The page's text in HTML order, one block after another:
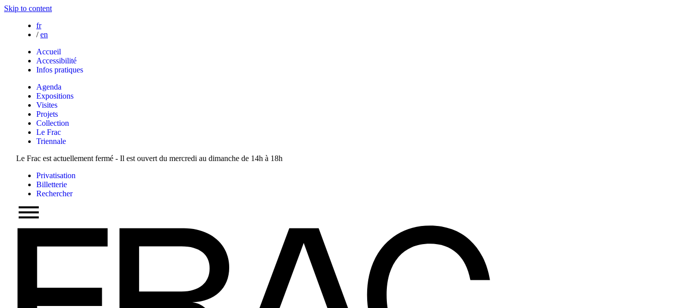
Skip to content
fr
/ en
Accueil
Accessibilité
Infos pratiques
Agenda
Expositions
Visites
Projets
Collection
Le Frac
Triennale
Le Frac est actuellement fermé - Il est ouvert du mercredi au dimanche de 14h à 18h
Privatisation
Billetterie
Rechercher